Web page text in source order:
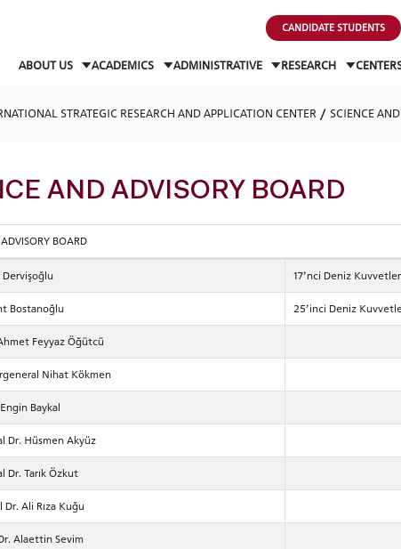
CANDIDATE STUDENTS
ABOUT US ACADEMICS ADMINISTRATIVE RESEARCH
STRATEGIC RESEARCH AND APPLICATION CENTER SCIENCE
AND ADVISORY BOARD
BOARD
Dervişoğlu 17’nci Deniz
Bostanoğlu 25’inci Deniz
Feyyaz Öğütcü
Nihat Kökmen
Baykal
Dr. Hüsmen Akyüz
Dr. Tarık Özkut
Ali Rıza Kuğu
Alaettin Sevim